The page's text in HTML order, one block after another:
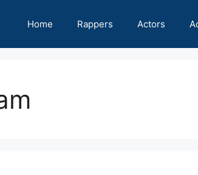
Home Rappers Actors